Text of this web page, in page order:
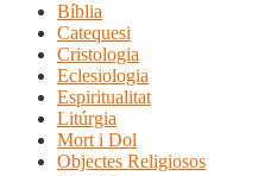
Bíblia
Catequesi
Cristologia
Eclesiologia
Espiritualitat
Litúrgia
Mort i Dol
Objectes Religiosos